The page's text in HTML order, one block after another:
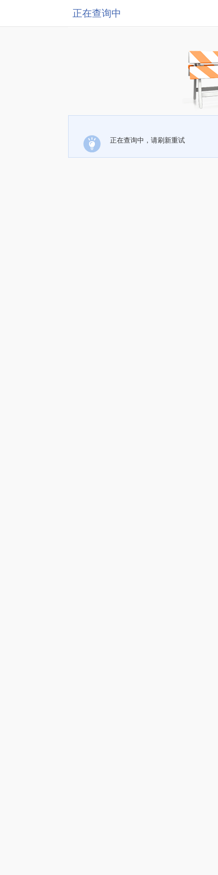
正在查询中
正在查询中，请刷新重试